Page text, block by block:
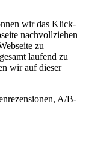
wir das Klick-
nachvollziehen
zu
laufend zu
wir auf dieser
A/B-